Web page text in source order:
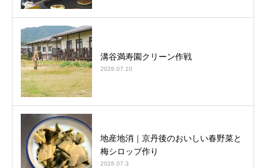
溝谷満寿園クリーン作戦
2026.07.10
地産地消｜京丹後のおいしい春野菜と
梅シロップ作り
2026.07.3